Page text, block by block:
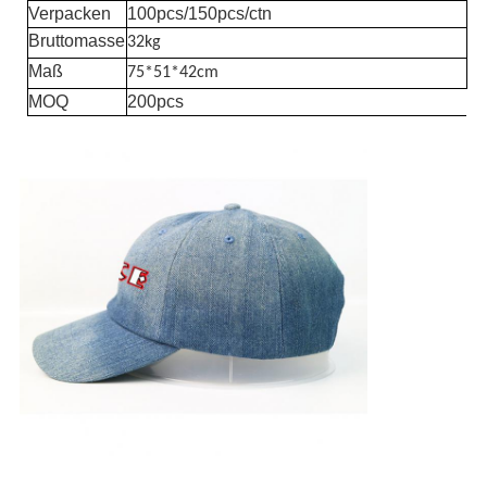
Verpacken
100pcs/150pcs/ctn
Bruttomasse32kg
Maß 75*51*42cm
MOQ 200pcs